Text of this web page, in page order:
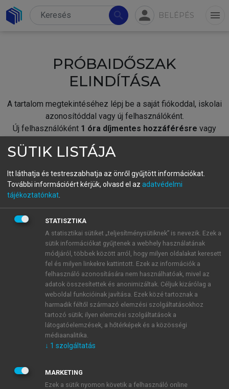
search person BELÉPÉS menu
PRÓBAIDŐSZAK
ELINDÍTÁSA
A tartalom megtekintéséhez lépj be a saját fiókoddal, iskolai
azonosítóddal vagy új felhasználóként.
Új felhasználóként 1 óra díjmentes hozzáférésre vagy
fiókoddal,vagy hozz létre új fiókot.
A regisztráció után apróbaidőszakautomatikusan
BELÉPÉS SAJÁT FIÓKKAL
ÚJ FIÓK LÉTREHOZÁSA
1 óra díjmentes hozzáférés
E-MAIL-CÍM
JELSZÓ
SÜTIK LISTÁJA
Itt láthatja és testreszabhatja az önről gyűjtött információkat.
További információért kérjük, olvasd el az adatvédelmi
tájékoztatónkat
STATISZTIKA
A statisztikai sütiket „teljesítménysütiknek” is nevezik. Ezek a
sütik információkat gyűjtenek a webhely használatának
módjáról, többek között arról, hogy milyen oldalakat keresett
fel és milyen linkekre kattintott. Ezek az információk a
felhasználó azonosítására nem használhatóak, mivel az
adatok összesítettek és anonimizáltak. Céljuk kizárólag a
weboldal funkcióinak javítása. Ezek közé tartoznak a
harmadik féltől származó elemzési szolgáltatásokhoz
tartozó sütik; ilyen elemzési szolgáltatások a
látogatóelemzések, a hőtérképek és a közösségi
médiaanalitika.
↓ 1 szolgáltatás
MARKETING
Ezek a sütik nyomon követik a felhasználó online